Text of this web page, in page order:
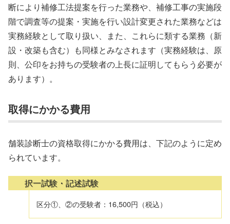
断により補修工法提案を行った業務や、補修工事の実施段
階で調査等の提案・実施を行い設計変更された業務などは
実務経験として取り扱い、また、これらに類する業務（新
設・改築も含む）も同様とみなされます（実務経験は、原
則、公印をお持ちの受験者の上長に証明してもらう必要が
あります）。
取得にかかる費用
舗装診断士の資格取得にかかる費用は、下記のように定め
られています。
択一試験・記述試験
区分①、②の受験者：16,500円（税込）